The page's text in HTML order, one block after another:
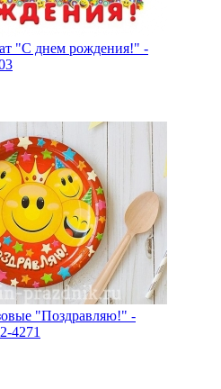
"С днем рождения!" -
"Поздравляю!" -
4271